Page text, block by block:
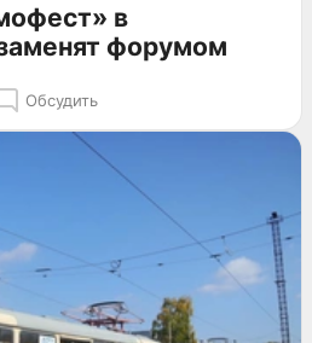
в
форумом
Обсудить